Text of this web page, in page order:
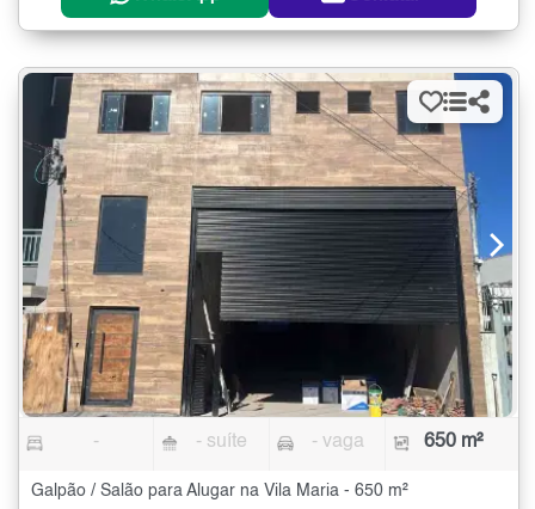
- - suíte - vaga 650 m²
Galpão / Salão para Alugar na Vila Maria - 650 m²